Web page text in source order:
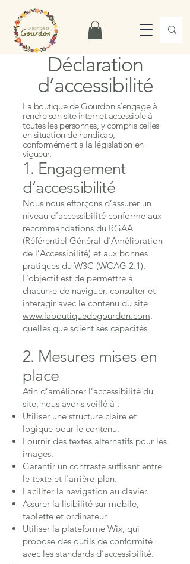
Déclaration
d’accessibilité
La boutique de Gourdon s’engage à
rendre son site internet accessible à
toutes les personnes, y compris celles
en situation de handicap,
conformément à la législation en
vigueur.
1. Engagement
d’accessibilité
Nous nous efforçons d’assurer un
niveau d’accessibilité conforme aux
recommandations du RGAA
(Référentiel Général d’Amélioration
de l’Accessibilité) et aux bonnes
pratiques du W3C (WCAG 2.1).
L’objectif est de permettre à
chacun·e de naviguer, consulter et
interagir avec le contenu du site
www.laboutiquedegourdon.com,
quelles que soient ses capacités.
2. Mesures mises en
place
Afin d’améliorer l’accessibilité du
site, nous avons veillé à :
Utiliser une structure claire et
logique pour le contenu.
Fournir des textes alternatifs pour les
images.
Garantir un contraste suffisant entre
le texte et l’arrière-plan.
Faciliter la navigation au clavier.
Assurer la lisibilité sur mobile,
tablette et ordinateur.
Utiliser la plateforme Wix, qui
propose des outils de conformité
avec les standards d’accessibilité.